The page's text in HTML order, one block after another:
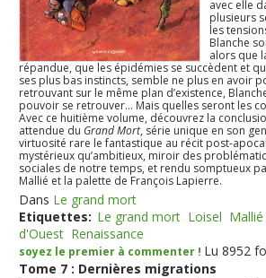
avec elle
plusieurs
les
Blanche
alors que
répandue, que les épidémies se succèdent et
ses plus bas instincts, semble ne plus en avoir
retrouvant sur le même plan d’existence,
pouvoir se retrouver… Mais quelles seront les
Avec ce huitième volume, découvrez la
attendue du Grand Mort, série unique en son
virtuosité rare le fantastique au récit post-
mystérieux qu’ambitieux, miroir des
sociales de notre temps, et rendu somptueux
Mallié et la palette de François Lapierre.
Dans Le grand mort
Etiquettes: Le grand mort Loisel Mallié
d'Ouest Renaissance
soyez le premier à commenter ! Lu 8952
Tome 7 : Dernières migrations